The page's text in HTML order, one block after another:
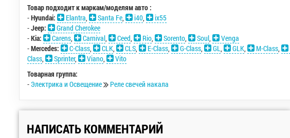
Товар подходит к маркам/моделям авто :
-Hyundai: Elantra, Santa Fe, i40,
ix55
-Jeep:
Grand Cherokee
-Kia: Carens, Carnival, Ceed, Rio, Sorento, Soul,
Venga
-Mercedes: C-Class, CLK, CLS, E-Class, G-Class, GL, GLK, M-Class,
Class, Sprinter, Viano,
Vito
Товарная группа:
- Электрика и Освещение Реле свечей накала
НАПИСАТЬ КОММЕНТАРИЙ